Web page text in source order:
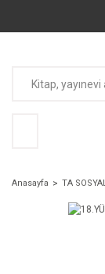
Anasayfa TA